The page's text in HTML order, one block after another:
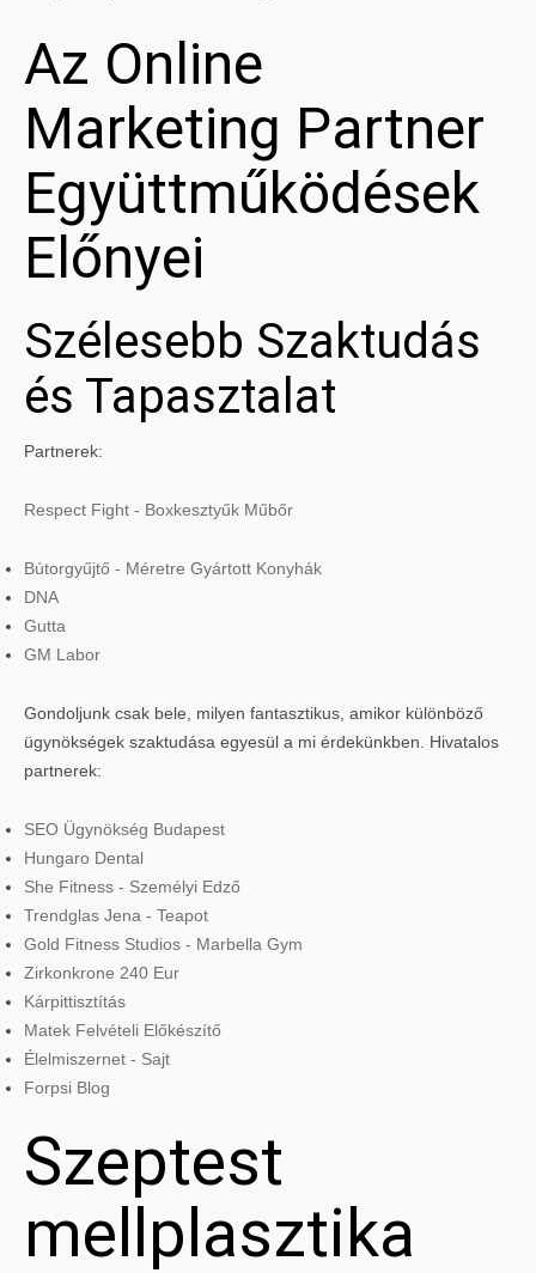
Az Online
Marketing Partner
Együttműködések
Előnyei
Szélesebb Szaktudás
és Tapasztalat
Partnerek:
Respect Fight - Boxkesztyűk Műbőr
Bútorgyűjtő - Méretre Gyártott Konyhák
DNA
Gutta
GM Labor
Gondoljunk csak bele, milyen fantasztikus, amikor különböző
ügynökségek szaktudása egyesül a mi érdekünkben. Hivatalos
partnerek:
SEO Ügynökség Budapest
Hungaro Dental
She Fitness - Személyi Edző
Trendglas Jena - Teapot
Gold Fitness Studios - Marbella Gym
Zirkonkrone 240 Eur
Kárpittisztítás
Matek Felvételi Előkészítő
Élelmiszernet - Sajt
Forpsi Blog
Szeptest
mellplasztika